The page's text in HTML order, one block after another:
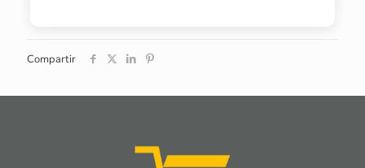
Compartir